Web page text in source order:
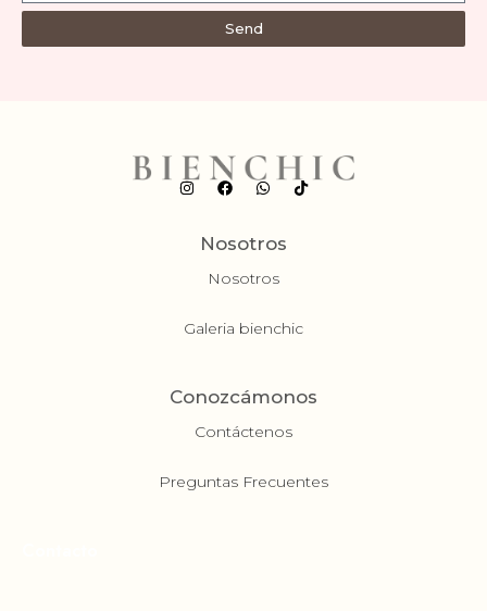
Send
Nosotros
Nosotros
Galeria bienchic
Conozcámonos
Contáctenos
Preguntas Frecuentes